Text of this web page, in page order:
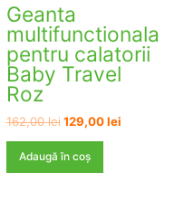
Geanta
multifunctionala
pentru calatorii
Baby Travel
Roz
162,00lei Prețul
a
fost:
129,00leiPrețul
Adaugă în coș